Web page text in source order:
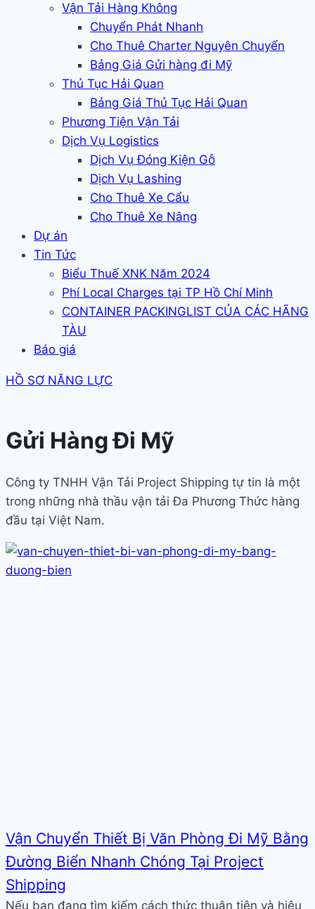
Vận Tải Hàng Không
Chuyển Phát Nhanh
Cho Thuê Charter Nguyên Chuyến
Bảng Giá Gửi hàng đi Mỹ
Thủ Tục Hải Quan
Bảng Giá Thủ Tục Hải Quan
Phương Tiện Vận Tải
Dịch Vụ Logistics
Dịch Vụ Đóng Kiện Gỗ
Dịch Vụ Lashing
Cho Thuê Xe Cẩu
Cho Thuê Xe Nâng
Dự án
Tin Tức
Biểu Thuế XNK Năm 2024
Phí Local Charges tại TP Hồ Chí Minh
CONTAINER PACKINGLIST CỦA CÁC HÃNG
TÀU
Báo giá
HỒ SƠ NĂNG LỰC
Gửi Hàng Đi Mỹ
Công ty TNHH Vận Tải Project Shipping tự tin là một
trong những nhà thầu vận tải Đa Phương Thức hàng
đầu tại Việt Nam.
Vận Chuyển Thiết Bị Văn Phòng Đi Mỹ Bằng
Đường Biển Nhanh Chóng Tại Project
Shipping
Nếu bạn đang tìm kiếm cách thức thuận tiện và hiệu